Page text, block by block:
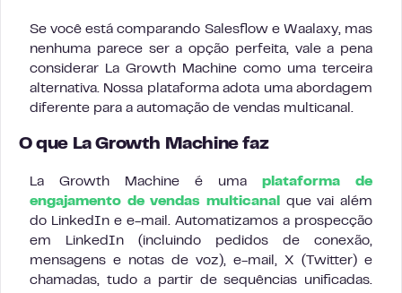
Se você está comparando Salesflow e Waalaxy, mas
nenhuma parece ser a opção perfeita, vale a pena
considerar La Growth Machine como uma terceira
alternativa. Nossa plataforma adota uma abordagem
diferente para a automação de vendas multicanal.
O que La Growth Machine faz
La Growth Machine é uma plataforma de
engajamento de vendas multicanal
que vai além
do LinkedIn e e-mail. Automatizamos a prospecção
em LinkedIn (incluindo pedidos de conexão,
mensagens e notas de voz), e-mail, X (Twitter) e
chamadas, tudo a partir de sequências unificadas.